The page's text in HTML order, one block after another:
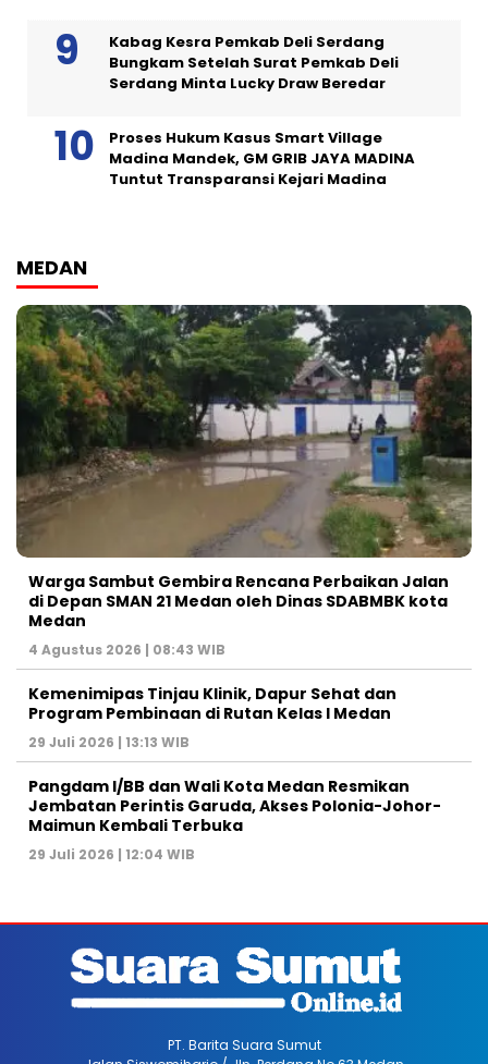
Kabag Kesra Pemkab Deli Serdang
Bungkam Setelah Surat Pemkab Deli
Serdang Minta Lucky Draw Beredar
Proses Hukum Kasus Smart Village
Madina Mandek, GM GRIB JAYA MADINA
Tuntut Transparansi Kejari Madina
MEDAN
Warga Sambut Gembira Rencana Perbaikan Jalan
di Depan SMAN 21 Medan oleh Dinas SDABMBK kota
Medan
4 Agustus 2026 | 08:43 WIB
Kemenimipas Tinjau Klinik, Dapur Sehat dan
Program Pembinaan di Rutan Kelas I Medan
29 Juli 2026 | 13:13 WIB
Pangdam I/BB dan Wali Kota Medan Resmikan
Jembatan Perintis Garuda, Akses Polonia-Johor-
Maimun Kembali Terbuka
29 Juli 2026 | 12:04 WIB
PT. Barita Suara Sumut